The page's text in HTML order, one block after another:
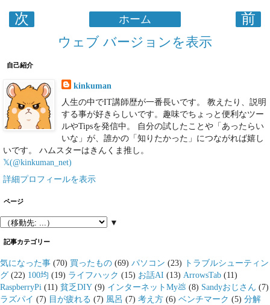
次 前
ホーム
ウェブ バージョンを表示
自己紹介
kinkuman
人生の中でIT講師歴が一番長いです。 教えたり、説明
する事が好きらしいです。趣味でちょっと便利なツー
ルやTipsを発信中。 自分の試したことや「あったらい
いな」が、誰かの「知りたかった」につながれば嬉し
いです。 ハムスターはきんくま推し。
𝕏(@kinkuman_net)
詳細プロフィールを表示
ページ
▼
記事カテゴリー
気になった事 (70) 買ったもの (69) パソコン (23)
トラブルシューティン
グ (22) 100均 (19) ライフハック (15) お話AI (13) ArrowsTab (11)
RaspberryPi (11) 貧乏DIY (9) インターネットMy💩 (8) Sandyおじさん (7)
ラズパイ (7) 目が疲れる (7) 風呂 (7) 考え方 (6) ベンチマーク (5) 分解